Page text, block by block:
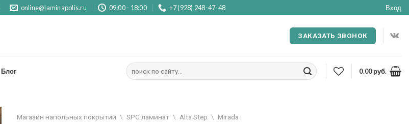
online@laminapolis.ru 09:00 - 18:00 +7 (928) 248-47-48 Вход
ЗАКАЗАТЬ ЗВОНОК
Блог
Искать:
0.00руб.
Магазин напольных покрытий \ SPC ламинат \ Alta Step \ Mirada